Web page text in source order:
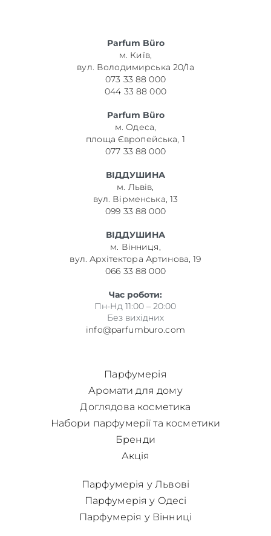
Parfum Büro
м. Київ,
вул. Володимирська 20/1а
073 33 88 000
044 33 88 000
Parfum Büro
м. Одеса,
площа Європейська, 1
077 33 88 000
ВІДДУШИНА
м. Львів,
вул. Вірменська, 13
099 33 88 000
ВІДДУШИНА
м. Вінниця,
вул. Архітектора Артинова, 19
066 33 88 000
Час роботи:
Пн-Нд 11:00 – 20:00
Без вихідних
info@parfumburo.com
Парфумерія
Аромати для дому
Доглядова косметика
Набори парфумерії та косметики
Бренди
Акція
Парфумерія у Львові
Парфумерія у Одесі
Парфумерія у Вінниці